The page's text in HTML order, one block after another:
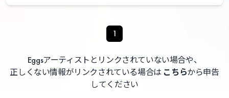
1
Eggsアーティストとリンクされていない場合や、
正しくない情報がリンクされている場合は こちらから申告
してください